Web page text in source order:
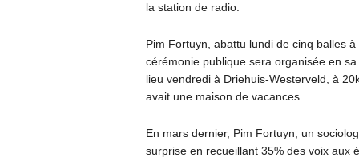
la station de radio.
Pim Fortuyn, abattu lundi de cinq balles
cérémonie publique sera organisée en
lieu vendredi à Driehuis-Westerveld, à
avait une maison de vacances.
En mars dernier, Pim Fortuyn, un
surprise en recueillant 35% des voix aux